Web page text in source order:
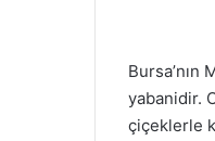
Bursa’nın
yabanidir.
çiçeklerle